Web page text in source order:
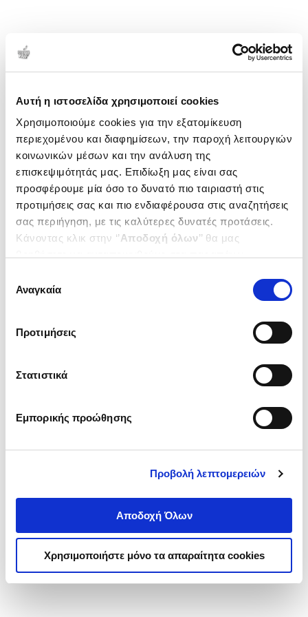
Αυτή η ιστοσελίδα χρησιμοποιεί cookies
Χρησιμοποιούμε cookies για την εξατομίκευση
περιεχομένου και διαφημίσεων, την παροχή λειτουργιών
κοινωνικών μέσων και την ανάλυση της
επισκεψιμότητάς μας. Επιδίωξη μας είναι σας
προσφέρουμε μία όσο το δυνατό πιο ταιριαστή στις
προτιμήσεις σας και πιο ενδιαφέρουσα στις αναζητήσεις
σας περιήγηση, με τις καλύτερες δυνατές προτάσεις.
Κάνοντας κλικ στην ‘’Αποδοχή όλων’’ θα μας
ενδιαφέρουν και να επιλέξετε από τα παρακάτω με την
΄΄και να ενημερωθείτε σχετικά με
συγκατάθεσης
Αναγκαία
Προτιμήσεις
Στατιστικά
Εμπορικής προώθησης
Προβολή λεπτομερειών
Αποδοχή Όλων
Χρησιμοποιήστε μόνο τα απαραίτητα cookies